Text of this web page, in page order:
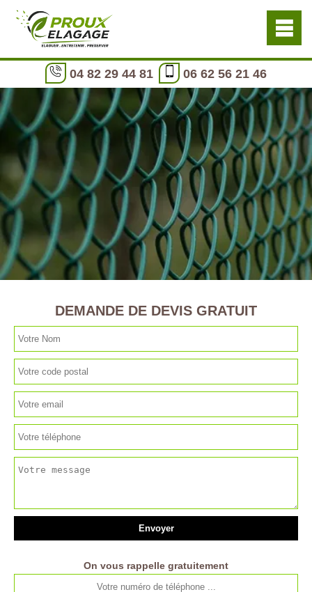
04 82 29 44 81 06 62 56 21 46
DEMANDE DE DEVIS GRATUIT
On vous rappelle gratuitement